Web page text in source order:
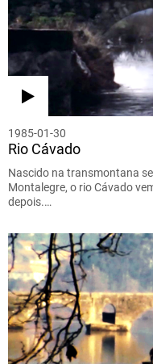
1985-01-30
Rio Cávado
Nascido na transmontana
Montalegre, o rio Cávado
depois.…